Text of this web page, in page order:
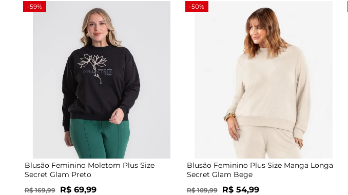
-59%
Blusão Feminino Moletom Plus Size
Secret Glam Preto
R$ 169,99 R$ 69,99
-50%
Blusão Feminino Plus Size Manga Longa
Secret Glam Bege
R$ 109,99 R$ 54,99